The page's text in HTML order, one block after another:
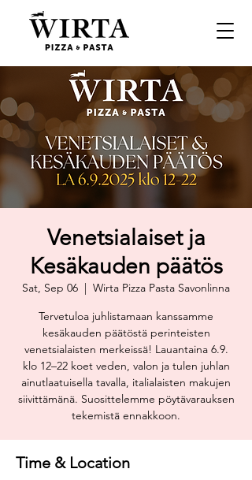
Venetsialaiset ja
Kesäkauden päätös
Sat, Sep 06
  |
Wirta Pizza Pasta Savonlinna
Tervetuloa juhlistamaan kanssamme
kesäkauden päätöstä perinteisten
venetsialaisten merkeissä! Lauantaina 6.9.
klo 12–22 koet veden, valon ja tulen juhlan
ainutlaatuisella tavalla, italialaisten makujen
siivittämänä. Suosittelemme pöytävarauksen
tekemistä ennakkoon.
Time & Location